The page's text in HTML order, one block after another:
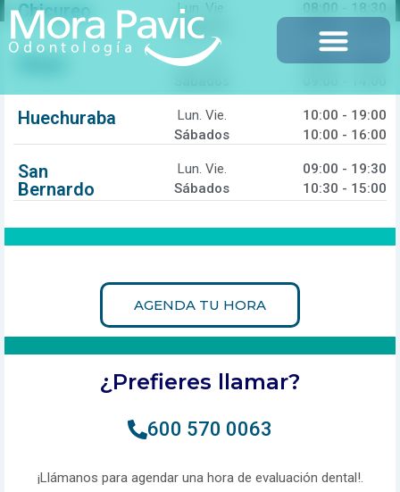
Chicureo
Lun. Vie.
Sábados
08:00 - 18:30
09:00 - 14:00
Lun. Vie.
08:00 - 18:30
Huechuraba
Lun. Vie.
Sábados
10:00 - 19:00
10:00 - 16:00
San
Bernardo
Lun. Vie.
Sábados
09:00 - 19:30
10:30 - 15:00
Agenda tu evaluación
En Mora Pavic Odontología agenda tu primera evaluación
AGENDA TU HORA
¿Prefieres llamar?
600 570 0063
¡Llámanos para agendar una hora de evaluación dental!.